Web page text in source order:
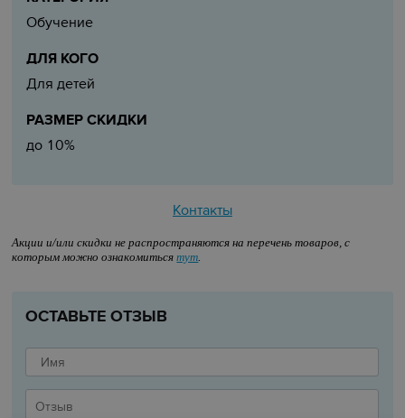
Обучение
ДЛЯ КОГО
Для детей
РАЗМЕР СКИДКИ
до 10%
Контакты
Акции и/или скидки не распространяются на перечень товаров, с
которым можно ознакомитьсятут.
ОСТАВЬТЕ ОТЗЫВ